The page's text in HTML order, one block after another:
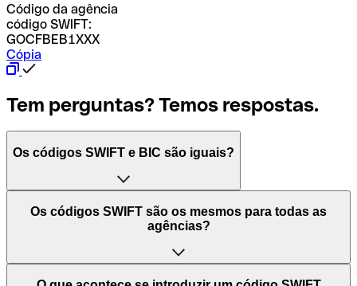
Código da agência
código SWIFT:
GOCFBEB1XXX
Cópia
Tem perguntas? Temos respostas.
Os códigos SWIFT e BIC são iguais?
O acrónimo SWIFT significa "Society for Worldwide
Interbank Financial Telecommunication (Sociedade para
Mundiais)". Trata-se de uma rede mundial onde se
processam pagamentos entre países. Por outro lado, BIC
Os códigos SWIFT são os mesmos para todas as
agências?